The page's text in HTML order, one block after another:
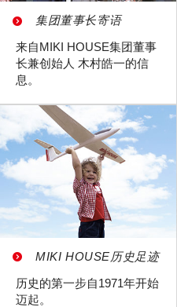
集团董事长寄语
来自MIKI HOUSE集团董事
长兼创始人 木村皓一的信
息。
MIKI HOUSE历史足迹
历史的第一步自1971年开始
迈起。